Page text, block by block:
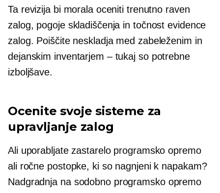
Ta revizija bi morala oceniti trenutno raven
zalog, pogoje skladiščenja in točnost evidence
zalog. Poiščite neskladja med zabeleženim in
dejanskim inventarjem – tukaj so potrebne
izboljšave.
Ocenite svoje sisteme za
upravljanje zalog
Ali uporabljate zastarelo programsko opremo
ali ročne postopke, ki so nagnjeni k napakam?
Nadgradnja na sodobno programsko opremo